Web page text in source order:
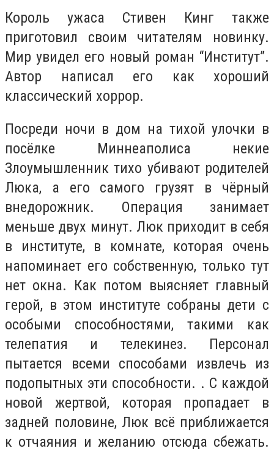
Король ужаса Стивен Кинг также
приготовил своим читателям новинку.
Мир увидел его новый роман “Институт”.
Автор написал его как хороший
классический хоррор.
Посреди ночи в дом на тихой улочки в
посёлке Миннеаполиса некие
Злоумышленник тихо убивают родителей
Люка, а его самого грузят в чёрный
внедорожник. Операция занимает
меньше двух минут. Люк приходит в себя
в институте, в комнате, которая очень
напоминает его собственную, только тут
нет окна. Как потом выясняет главный
герой, в этом институте собраны дети с
особыми способностями, такими как
телепатия и телекинез. Персонал
пытается всеми способами извлечь из
подопытных эти способности. . С каждой
новой жертвой, которая пропадает в
задней половине, Люк всё приближается
к отчаяния и желанию отсюда сбежать.